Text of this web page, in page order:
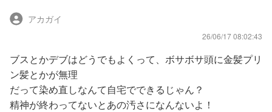
アカガイ
26/06/17 08:02:43
ブスとかデブはどうでもよくって、ボサボサ頭に金髪プリ
ン髪とかが無理
だって染め直しなんて自宅でできるじゃん？
精神が終わってないとあの汚さになんないよ！